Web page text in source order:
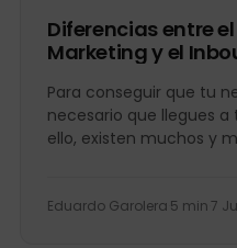
Diferencias entre
Marketing y el
Para conseguir que tu
necesario que llegues
ello, existen muchos y
Eduardo Garolera 5 min7